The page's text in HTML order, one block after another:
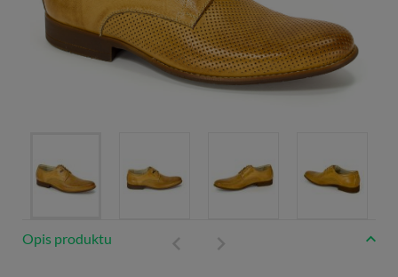
Opis produktu